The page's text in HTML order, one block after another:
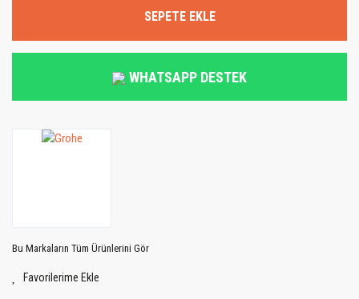
SEPETE EKLE
WHATSAPP DESTEK
Bu Markaların Tüm Ürünlerini Gör